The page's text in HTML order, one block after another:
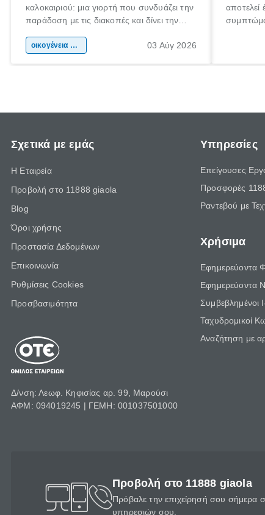
καλοκαιριού: μια γιορτή που συνδυάζει την
παράδοση με τις διακοπές και δίνει την
χώρας. Είτε πρόκειται για λίγες μέρες
οικογένεια & παιδί 03 Αύγ 2026
αποτελεί
Σχετικά με εμάς
Η Εταιρεία
Προβολή στο 11888 giaola
Blog
Όροι χρήσης
Προστασία Δεδομένων
Επικοινωνία
Ρυθμίσεις Cookies
Προσβασιμότητα
Δ/νση: Λεωφ. Κηφισίας αρ. 99, Μαρούσι
ΑΦΜ: 094019245 | ΓΕΜΗ: 001037501000
Υπηρεσίες
Επείγουσες
Προσφορές
Ραντεβού με
Χρήσιμα
Εφημερεύοντα
Εφημερεύοντα
Συμβεβλημένοι
Ταχυδρομικοί
Αναζήτηση με
Προβολή στο 11888 giaola
Πρόβαλε την επιχείρησή σου σήμερα
υπηρεσιών σου.